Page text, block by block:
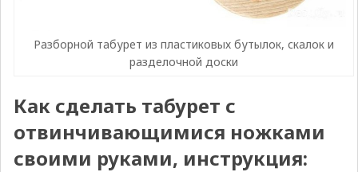
Разборной табурет из пластиковых бутылок, скалок и
разделочной доски
Как сделать табурет с
отвинчивающимися ножками
своими руками, инструкция: